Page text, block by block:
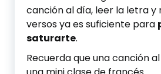
canción al día, leer la letra y
versos ya es suficiente para
saturarte.
Recuerda que una canción